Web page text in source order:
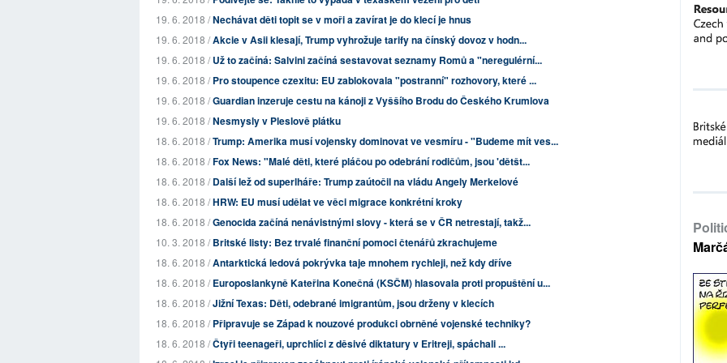
19. 6. 2018 /Nechávat děti topit se v moři a zavírat je do klecí je hnus
19. 6. 2018 /Akcie v Asii klesají, Trump vyhrožuje tarify na čínský dovoz v hodn...
19. 6. 2018 /Už to začíná: Salvini začíná sestavovat seznamy Romů a "neregulérní...
19. 6. 2018 /Pro stoupence czexitu: EU zablokovala "postranní" rozhovory, které ...
19. 6. 2018 /Guardian inzeruje cestu na kánoji z Vyššího Brodu do Českého Krumlova
19. 6. 2018 /Nesmysly v Pleslově plátku
18. 6. 2018 /Trump: Amerika musí vojensky dominovat ve vesmíru - "Budeme mít ves...
18. 6. 2018 /Fox News: "Malé děti, které pláčou po odebrání rodičům, jsou 'dětšt...
18. 6. 2018 /Další lež od superlháře: Trump zaútočil na vládu Angely Merkelové
18. 6. 2018 /HRW: EU musí udělat ve věci migrace konkrétní kroky
18. 6. 2018 /Genocida začíná nenávistnými slovy - která se v ČR netrestají, takž...
10. 3. 2018 /Britské listy: Bez trvalé finanční pomoci čtenářů zkrachujeme
18. 6. 2018 /Antarktická ledová pokrývka taje mnohem rychleji, než kdy dříve
18. 6. 2018 /Europoslankyně Kateřina Konečná (KSČM) hlasovala proti propuštění u...
18. 6. 2018 /Jižní Texas: Děti, odebrané imigrantům, jsou drženy v klecích
18. 6. 2018 /Připravuje se Západ k nouzové produkci obrněné vojenské techniky?
18. 6. 2018 /Čtyři teenageři, uprchlíci z děsivé diktatury v Eritreji, spáchali ...